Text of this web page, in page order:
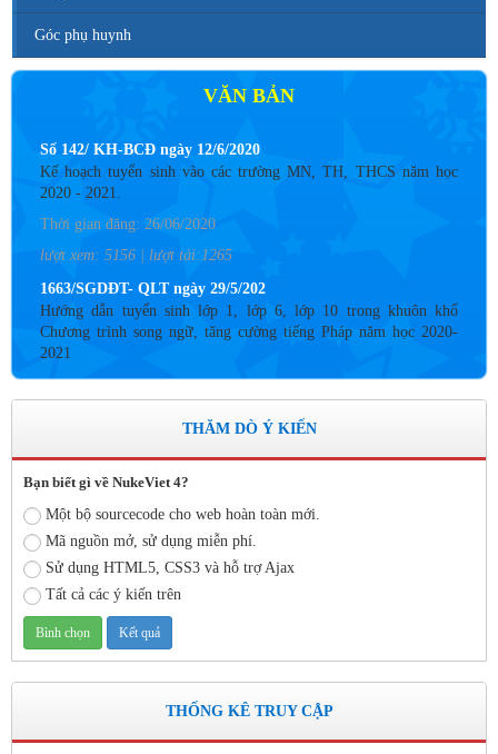
Góc phụ huynh
VĂN BẢN
Kế hoạch tuyển sinh vào các trường MN, TH, THCS năm học
2020 - 2021.
lượt xem: 5156 | lượt tải:1265
Hướng dẫn tuyển sinh lớp 1, lớp 6, lớp 10 trong khuôn khổ
Chương trình song ngữ, tăng cường tiếng Pháp năm học 2020-
2021
lượt xem: 4187 | lượt tải:757
Số: 05 /KHCM - THVY NGÀY 10/9&
HỌC 2019- 2020
Thời gian đăng: 11/06/2020
lượt xem: 8578 | lượt tải:2799
Số: 03 /KH-THVY ngày 17/9�
KẾ HOẠCH CÔNG TÁC KIỂM TRA NỘI BỘ NĂM HỌC
2019– 2020
Thời gian đăng: 11/06/2020
Số: 15 /QĐ-THVY ngày 10/9&#
THĂM DÒ Ý KIẾN
Bạn biết gì về NukeViet 4?
Một bộ sourcecode cho web hoàn toàn mới.
Mã nguồn mở, sử dụng miễn phí.
Sử dụng HTML5, CSS3 và hỗ trợ Ajax
Tất cả các ý kiến trên
THỐNG KÊ TRUY CẬP